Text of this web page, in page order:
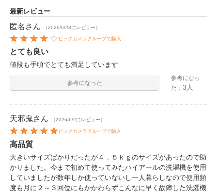
最新レビュー
匿名 さん （2026/6/23にレビュー）
ビックカメラグループで購入
とても良い
値段も手頃でとても満足しています
参考になった
参考になっ
た：3人
天邪鬼さん （2026/6/2にレビュー）
ビックカメラグループで購入
高品質
大きいサイズばかりだったが４．５ｋｇのサイズがあったので助
かりました。今まで初めて使ってみたハイアールの洗濯機を使用
していましたが数年しか使っていないし一人暮らしなので使用頻
度も月に２～３回位にもかかわらずこんなに早く故障した洗濯機